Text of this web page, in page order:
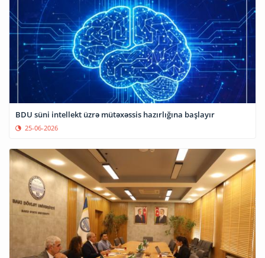
BDU süni intellekt üzrə mütəxəssis hazırlığına başlayır
25-06-2026